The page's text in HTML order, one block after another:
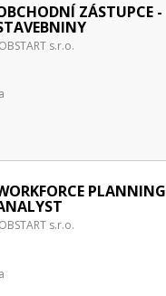
ZÁSTUPCE -
s.r.o.
PLANNING
s.r.o.